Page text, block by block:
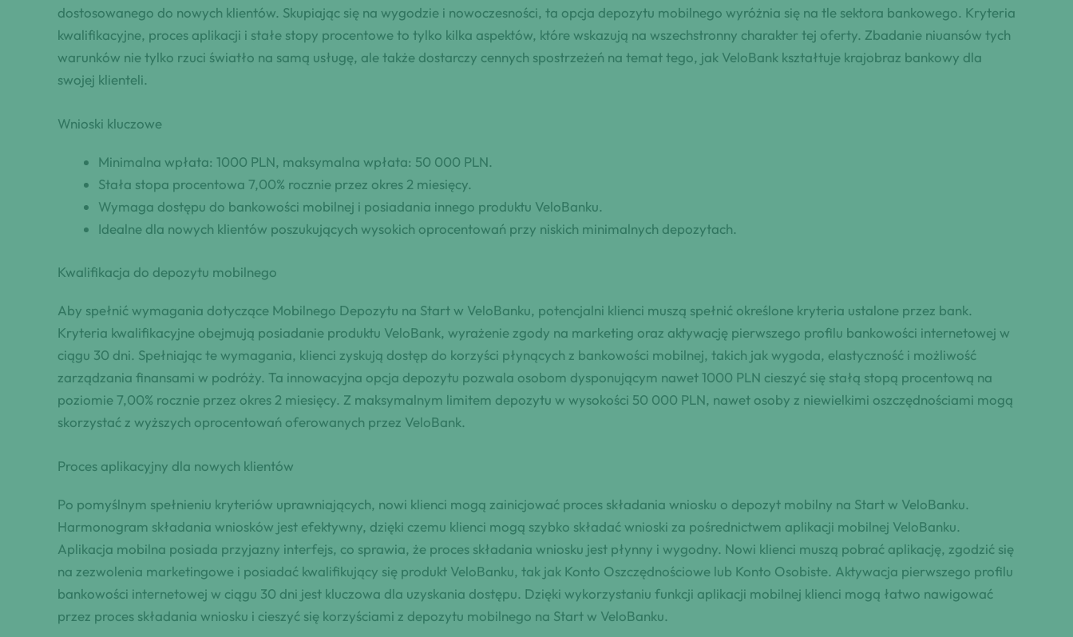
dostosowanego do nowych klientów. Skupiając się na wygodzie i nowoczesności, ta opcja depozytu mobilnego wyróżnia się na tle sektora bankowego. Kryteria
kwalifikacyjne, proces aplikacji i stałe stopy procentowe to tylko kilka aspektów, które wskazują na wszechstronny charakter tej oferty. Zbadanie niuansów tych
warunków nie tylko rzuci światło na samą usługę, ale także dostarczy cennych spostrzeżeń na temat tego, jak VeloBank kształtuje krajobraz bankowy dla
swojej klienteli.
Wnioski kluczowe
Minimalna wpłata: 1000 PLN, maksymalna wpłata: 50 000 PLN.
Stała stopa procentowa 7,00% rocznie przez okres 2 miesięcy.
Wymaga dostępu do bankowości mobilnej i posiadania innego produktu VeloBanku.
Idealne dla nowych klientów poszukujących wysokich oprocentowań przy niskich minimalnych depozytach.
Kwalifikacja do depozytu mobilnego
Aby spełnić wymagania dotyczące Mobilnego Depozytu na Start w VeloBanku, potencjalni klienci muszą spełnić określone kryteria ustalone przez bank.
Kryteria kwalifikacyjne obejmują posiadanie produktu VeloBank, wyrażenie zgody na marketing oraz aktywację pierwszego profilu bankowości internetowej w
ciągu 30 dni. Spełniając te wymagania, klienci zyskują dostęp do korzyści płynących z bankowości mobilnej, takich jak wygoda, elastyczność i możliwość
zarządzania finansami w podróży. Ta innowacyjna opcja depozytu pozwala osobom dysponującym nawet 1000 PLN cieszyć się stałą stopą procentową na
poziomie 7,00% rocznie przez okres 2 miesięcy. Z maksymalnym limitem depozytu w wysokości 50 000 PLN, nawet osoby z niewielkimi oszczędnościami mogą
skorzystać z wyższych oprocentowań oferowanych przez VeloBank.
Proces aplikacyjny dla nowych klientów
Po pomyślnym spełnieniu kryteriów uprawniających, nowi klienci mogą zainicjować proces składania wniosku o depozyt mobilny na Start w VeloBanku.
Harmonogram składania wniosków jest efektywny, dzięki czemu klienci mogą szybko składać wnioski za pośrednictwem aplikacji mobilnej VeloBanku.
Aplikacja mobilna posiada przyjazny interfejs, co sprawia, że proces składania wniosku jest płynny i wygodny. Nowi klienci muszą pobrać aplikację, zgodzić się
na zezwolenia marketingowe i posiadać kwalifikujący się produkt VeloBanku, tak jak Konto Oszczędnościowe lub Konto Osobiste. Aktywacja pierwszego profilu
bankowości internetowej w ciągu 30 dni jest kluczowa dla uzyskania dostępu. Dzięki wykorzystaniu funkcji aplikacji mobilnej klienci mogą łatwo nawigować
przez proces składania wniosku i cieszyć się korzyściami z depozytu mobilnego na Start w VeloBanku.